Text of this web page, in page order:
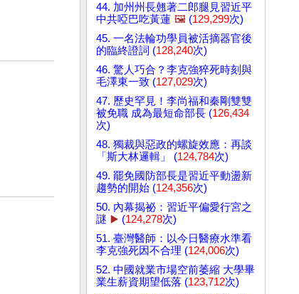
44. 加州州長翹著二郎腿見習近平
中共啞巴吃黃蓮 🖼️ (129,299次)
45. 一名法輪功學員被活摘器官後
的臨終證詞 (128,240次)
46. 驚人巧合？李克強猝死時刻與
毛澤東一致 (127,029次)
47. 歷史罕見！李尚福和秦剛雙雙
被免職 成為最短命部長 (126,434
次)
48. 獨裁與惡政的螺旋效應：再談
「斯大林邏輯」 (124,784次)
49. 罷免國防部長是習近平動盪新
趨勢的開始 (124,356次)
50. 內幕揭祕：習近平偏愛行宮之
謎 ▶️ (124,278次)
51. 臺灣醫師：以今日醫療水準看
李克強死因不合理 (124,006次)
52. 中國就業市場空前萎縮 大學畢
業生薪資期望低落 (123,712次)